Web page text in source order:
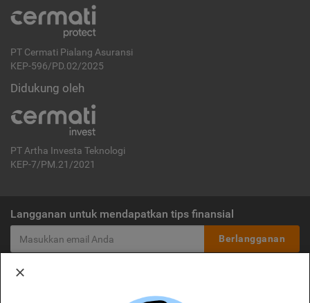
PT Cermati Pialang Asuransi
KEP-596/PD.02/2025
Didukung oleh
PT Artha Investa Teknologi
KEP-7/PM.21/2021
Langganan untuk mendapatkan tips finansial
Berlangganan
Disclaimer: